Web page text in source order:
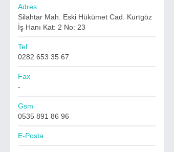
Adres
Silahtar Mah. Eski Hükümet Cad. Kurtgöz
İş Hanı Kat: 2 No: 23
Tel
0282 653 35 67
Fax
-
Gsm
0535 891 86 96
E-Posta